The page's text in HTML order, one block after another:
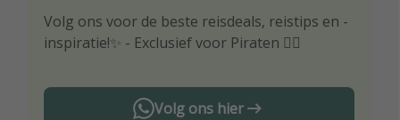
Volg ons voor de beste reisdeals, reistips en -
inspiratie!✨ - Exclusief voor Piraten 🏴‍☠️
Volg ons hier
Wees als eerste op de hoogte van de beste
reisaanbiedingen